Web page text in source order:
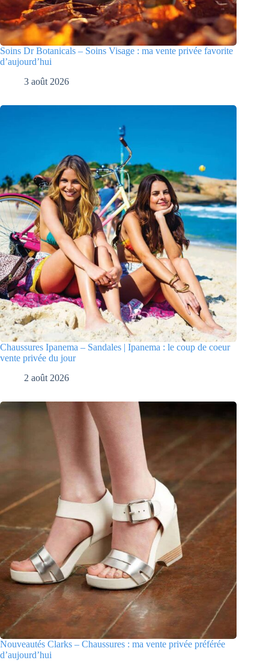
Soins Dr Botanicals – Soins Visage : ma vente privée favorite
d’aujourd’hui
3 août 2026
Chaussures Ipanema – Sandales | Ipanema : le coup de coeur
vente privée du jour
2 août 2026
Nouveautés Clarks – Chaussures : ma vente privée préférée
d’aujourd’hui